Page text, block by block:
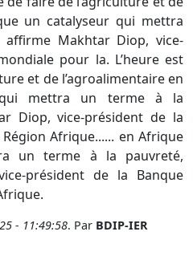
un catalyseur qui mettra
Makhtar Diop, vice-
pour la. L’heure est
et de l’agroalimentaire en
mettra un terme à la
Diop, vice-président de la
Afrique...... en Afrique
un terme à la pauvreté,
président de la Banque
- 11:49:58. Par BDIP-IER